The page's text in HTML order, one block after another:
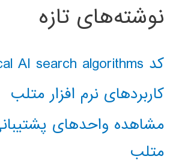
نوشته‌های تازه
کد classical AI search algorithms
کاربردهای نرم افزار متلب
مشاهده واحدهای
متلب